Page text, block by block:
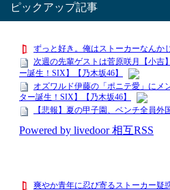
ピックアップ記事